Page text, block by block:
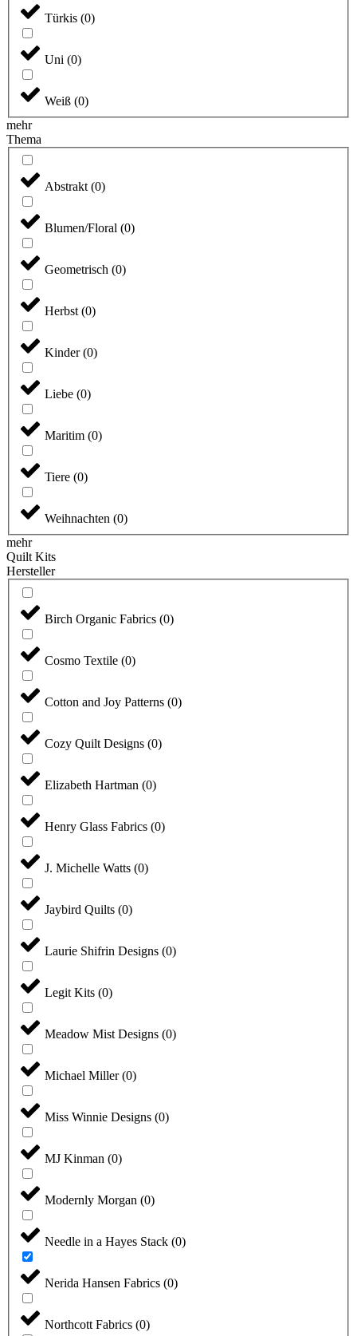
Türkis (0)
Uni (0)
Weiß (0)
mehr
Thema
Abstrakt (0)
Blumen/Floral (0)
Geometrisch (0)
Herbst (0)
Kinder (0)
Liebe (0)
Maritim (0)
Tiere (0)
Weihnachten (0)
mehr
Quilt Kits
Hersteller
Birch Organic Fabrics (0)
Cosmo Textile (0)
Cotton and Joy Patterns (0)
Cozy Quilt Designs (0)
Elizabeth Hartman (0)
Henry Glass Fabrics (0)
J. Michelle Watts (0)
Jaybird Quilts (0)
Laurie Shifrin Designs (0)
Legit Kits (0)
Meadow Mist Designs (0)
Michael Miller (0)
Miss Winnie Designs (0)
MJ Kinman (0)
Modernly Morgan (0)
Needle in a Hayes Stack (0)
Nerida Hansen Fabrics (0)
Northcott Fabrics (0)